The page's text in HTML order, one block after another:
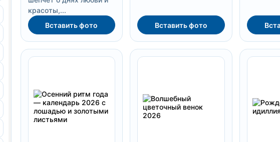
красоты,...
Вставить фото
Вставить фото